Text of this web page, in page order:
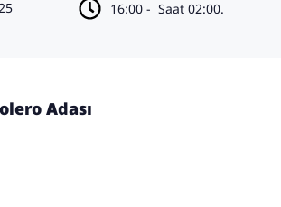
16:00 - Saat 02:00.
Adası